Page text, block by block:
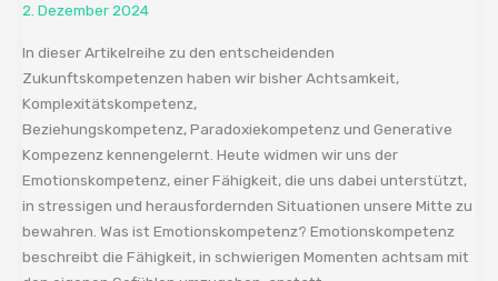
2. Dezember 2024
In dieser Artikelreihe zu den entscheidenden
Zukunftskompetenzen haben wir bisher Achtsamkeit,
Komplexitätskompetenz,
Beziehungskompetenz, Paradoxiekompetenz und Generative
Kompezenz kennengelernt. Heute widmen wir uns der
Emotionskompetenz, einer Fähigkeit, die uns dabei unterstützt,
in stressigen und herausfordernden Situationen unsere Mitte zu
bewahren. Was ist Emotionskompetenz? Emotionskompetenz
beschreibt die Fähigkeit, in schwierigen Momenten achtsam mit
im